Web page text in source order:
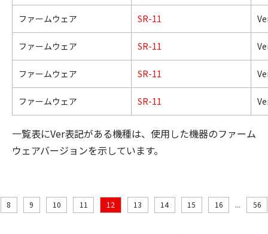
ファームウェア SR-11
ファームウェア SR-11
ファームウェア SR-11
ファームウェア SR-11
一覧表にVer表記がある機種は、使用した機器のファーム
ウェアバージョンを示しています。
8 9 10 11 12 13 14 15 16 ... 56